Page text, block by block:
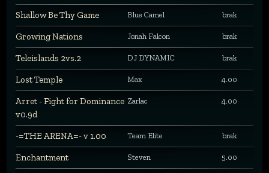
Shallow Be Thy Game Blue Camel brak
Growing Nations Jonah Falcon brak
Teleislands 2vs.2 DJ DYNAMIC brak
Lost Temple Max 4.00
Arret - Fight for Dominance
v0.9d
Zarlac 4.00
-=THE ARENA=- v 1.00 Team Elite brak
Enchantment Steven 5.00